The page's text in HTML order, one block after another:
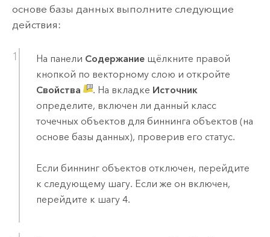
основе базы данных выполните следующие
действия:
На панели Содержаниещёлкните правой
кнопкой по векторному слою и откройте
Свойства
. На вкладке Источник
определите, включен ли данный класс
точечных объектов для биннинга объектов (на
основе базы данных), проверив его статус.
Если биннинг объектов отключен, перейдите
к следующему шагу. Если же он включен,
перейдите к шагу 4.